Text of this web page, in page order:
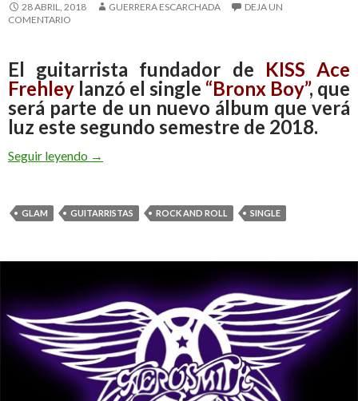
28 ABRIL, 2018 GUERRERA ESCARCHADA
DEJA UN
COMENTARIO
El guitarrista fundador de KISS Ace
Frehley lanzó el single “Bronx Boy”, que
será parte de un nuevo álbum que verá
luz este segundo semestre de 2018.
Seguir leyendo ¡Single! Ace Frehley lanza “Bronx Boy”
→
GLAM GUITARRISTAS ROCK AND ROLL SINGLE